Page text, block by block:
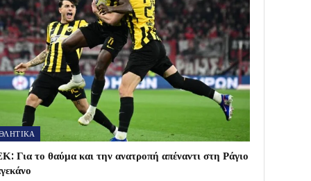
Για το θαύμα και την ανατροπή απέναντι στη Ράγιο